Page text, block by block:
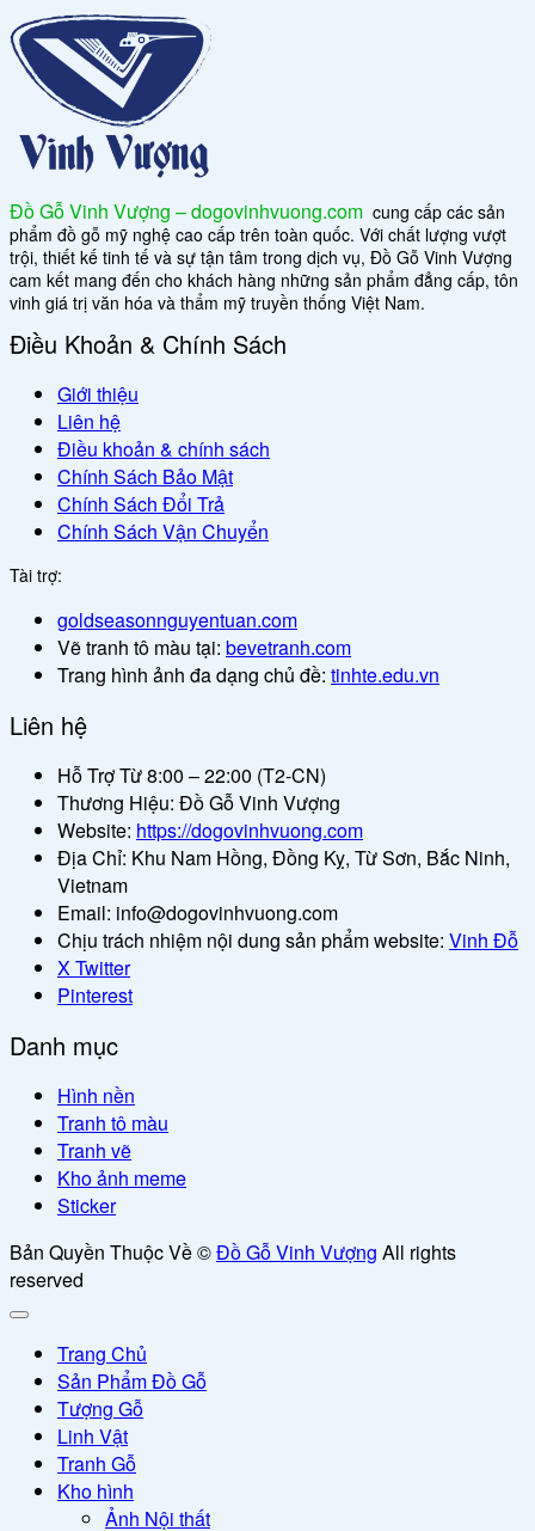
Đồ Gỗ Vinh Vượng – dogovinhvuong.com cung cấp các sản
phẩm đồ gỗ mỹ nghệ cao cấp trên toàn quốc. Với chất lượng vượt
trội, thiết kế tinh tế và sự tận tâm trong dịch vụ, Đồ Gỗ Vinh Vượng
cam kết mang đến cho khách hàng những sản phẩm đẳng cấp, tôn
vinh giá trị văn hóa và thẩm mỹ truyền thống Việt Nam.
Điều Khoản & Chính Sách
Giới thiệu
Liên hệ
Điều khoản & chính sách
Chính Sách Bảo Mật
Chính Sách Đổi Trả
Chính Sách Vận Chuyển
Tài trợ:
goldseasonnguyentuan.com
Vẽ tranh tô màu tại: bevetranh.com
Trang hình ảnh đa dạng chủ đề: tinhte.edu.vn
Liên hệ
Hỗ Trợ Từ 8:00 – 22:00 (T2-CN)
Thương Hiệu: Đồ Gỗ Vinh Vượng
Website: https://dogovinhvuong.com
Địa Chỉ: Khu Nam Hồng, Đồng Kỵ, Từ Sơn, Bắc Ninh,
Vietnam
Email: info@dogovinhvuong.com
Chịu trách nhiệm nội dung sản phẩm website: Vinh Đỗ
X Twitter
Pinterest
Danh mục
Hình nền
Tranh tô màu
Tranh vẽ
Kho ảnh meme
Sticker
Bản Quyền Thuộc Về ©Đồ Gỗ Vinh Vượng All rights
reserved
Trang Chủ
Sản Phẩm Đồ Gỗ
Tượng Gỗ
Linh Vật
Tranh Gỗ
Kho hình
Ảnh Nội thất